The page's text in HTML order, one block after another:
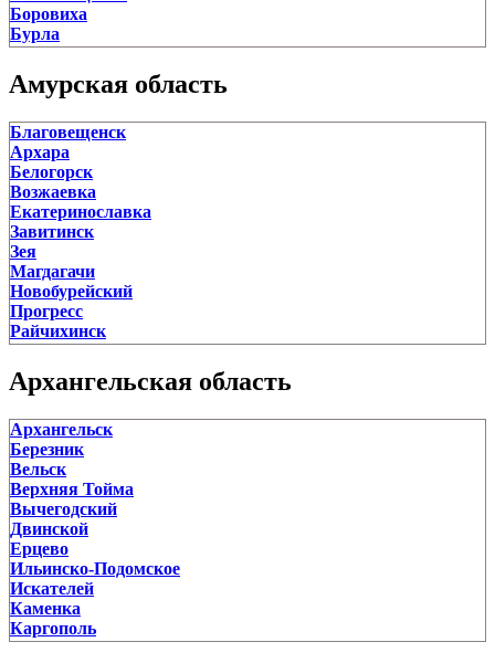
Яблоновский
Боровиха
Бурла
Верх-Катунское
Власиха
Горняк
Ельцовка
Завьялово
Залесово
Заринск
Змеиногорск
Зональное
Зудилово
Калманка
Камень-на-Оби
Ключи
Красногорское
Краснощеково
Кулунда
Курья
Кытманово
Лебяжье
Леньки
Малиновое Озеро
Мамонтово
Михайловское
Налобиха
Новичиха
Новоалтайск
Амурская область
Благовещенск
Архара
Белогорск
Возжаевка
Екатеринославка
Завитинск
Зея
Магдагачи
Новобурейский
Прогресс
Райчихинск
Свободный
Серышево
Сковородино
Тында
Шимановск
Архангельская область
Архангельск
Березник
Вельск
Верхняя Тойма
Вычегодский
Двинской
Ерцево
Ильинско-Подомское
Искателей
Каменка
Каргополь
Карпогоры